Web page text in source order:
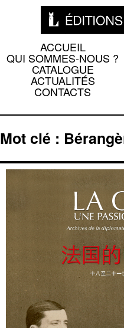
ACCUEIL
QUI SOMMES-NOUS ?
CATALOGUE
ACTUALITÉS
CONTACTS
Mot clé :